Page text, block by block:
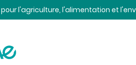
l'agriculture, l'alimentation et